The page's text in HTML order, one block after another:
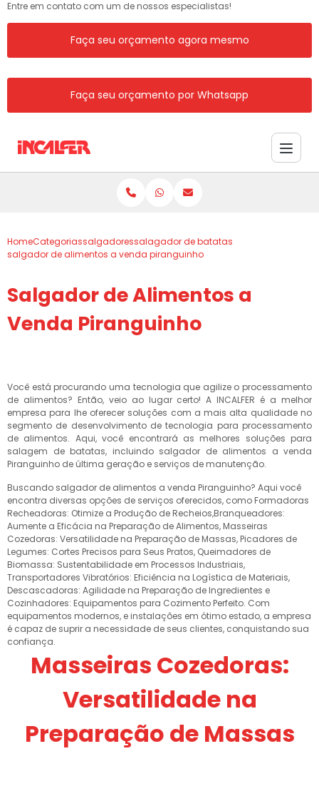
Entre em contato com um de nossos especialistas!
Faça seu orçamento agora mesmo
Faça seu orçamento por Whatsapp
HomeCategoriassalgadoressalagador de batatas
salgador de alimentos a venda piranguinho
Salgador de Alimentos a
Venda Piranguinho
Você está procurando uma tecnologia que agilize o processamento
de alimentos? Então, veio ao lugar certo! A INCALFER é a melhor
empresa para lhe oferecer soluções com a mais alta qualidade no
segmento de desenvolvimento de tecnologia para processamento
de alimentos. Aqui, você encontrará as melhores soluções para
salagem de batatas, incluindo salgador de alimentos a venda
Piranguinho de última geração e serviços de manutenção.
Buscando salgador de alimentos a venda Piranguinho? Aqui você
encontra diversas opções de serviços oferecidos, como Formadoras
Recheadoras: Otimize a Produção de Recheios,Branqueadores:
Aumente a Eficácia na Preparação de Alimentos, Masseiras
Cozedoras: Versatilidade na Preparação de Massas, Picadores de
Legumes: Cortes Precisos para Seus Pratos, Queimadores de
Biomassa: Sustentabilidade em Processos Industriais,
Transportadores Vibratórios: Eficiência na Logística de Materiais,
Descascadoras: Agilidade na Preparação de Ingredientes e
Cozinhadores: Equipamentos para Cozimento Perfeito. Com
equipamentos modernos, e instalações em ótimo estado, a empresa
é capaz de suprir a necessidade de seus clientes, conquistando sua
confiança.
Masseiras Cozedoras:
Versatilidade na
Preparação de Massas